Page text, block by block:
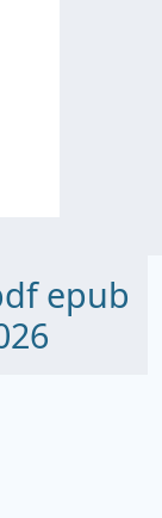
epub